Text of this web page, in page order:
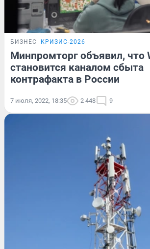
БИЗНЕС КРИЗИС-2026
Минпромторг объявил, что
становится каналом сбыта
контрафакта в России
7 июля, 2022, 18:35 2 448 9